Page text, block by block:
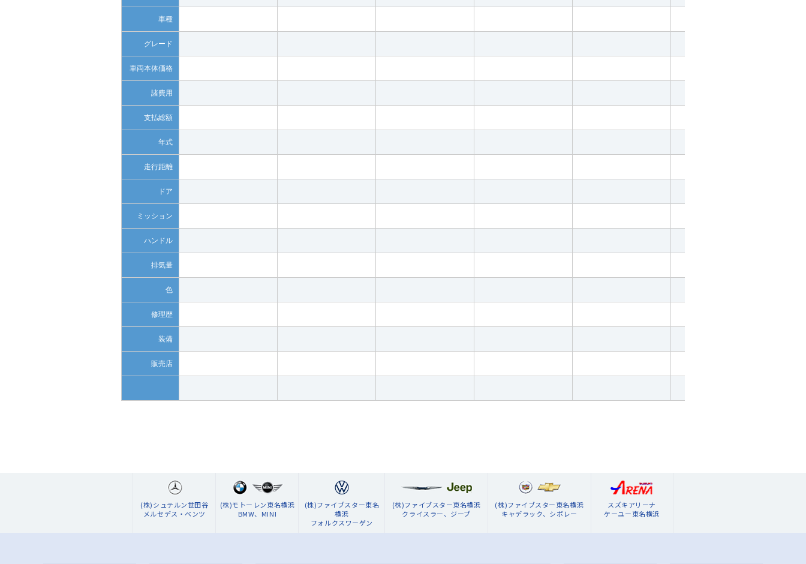
車種
グレード
車両本体価格
諸費用
支払総額
年式
走行距離
ドア
ミッション
ハンドル
排気量
色
修理歴
装備
販売店
(株)シュテルン世田谷
メルセデス・ベンツ
(株)モトーレン東名横浜
BMW、MINI
(株)ファイブスター東名
横浜
フォルクスワーゲン
(株)ファイブスター東名横浜
クライスラー、ジープ
(株)ファイブスター東名横浜
キャデラック、シボレー
スズキアリーナ
ケーユー東名横浜